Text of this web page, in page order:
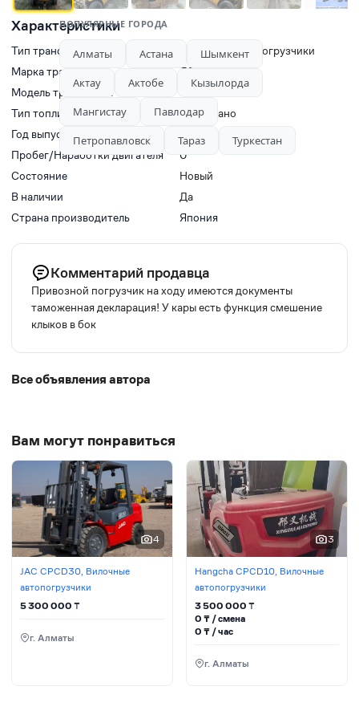
Характеристики
Тип транспорта
Вилочные автопогрузчики
Марка транспорта
TOYOTA
Модель транспорта
Toyota 2SDK7
Тип топлива
Не указано
Год выпуска
2010
Пробег/Наработки двигателя
0
Состояние
Новый
В наличии
Да
Страна производитель
Япония
Комментарий продавца
Привозной погрузчик на ходу имеются документы
таможенная декларация! У кары есть функция смешение
клыков в бок
Все объявления автора
Вам могут понравиться
4
JAC CPCD30, Вилочные
автопогрузчики
5 300 000 ₸
г. Алматы
3
Hangcha CPCD10, Вилочные
автопогрузчики
3 500 000₸
0₸ / сменa
0₸ / час
г. Алматы
ПОПУЛЯРНЫЕ ГОРОДА
Алматы Астана
Шымкент
Актау
Актобе
Кызылорда
Мангистау
Павлодар
Петропавловск
Тараз Туркестан